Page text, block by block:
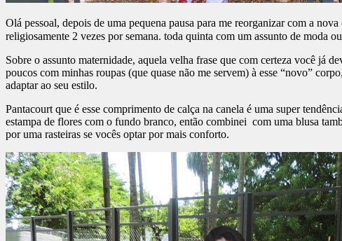
Olá pessoal, depois de uma pequena pausa para me reorganizar com a
religiosamente 2 vezes por semana. toda quinta com um assunto de moda
Sobre o assunto maternidade, aquela velha frase que com certeza você já
poucos com minhas roupas (que quase não me servem) à esse “novo”
adaptar ao seu estilo.
Pantacourt que é esse comprimento de calça na canela é uma super
estampa de flores com o fundo branco, então combinei com uma blusa
por uma rasteiras se vocês optar por mais conforto.